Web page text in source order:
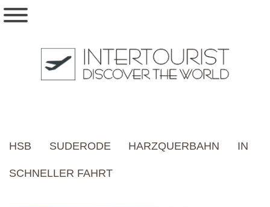
HSB SUDERODE HARZQUERBAHN IN
SCHNELLER FAHRT